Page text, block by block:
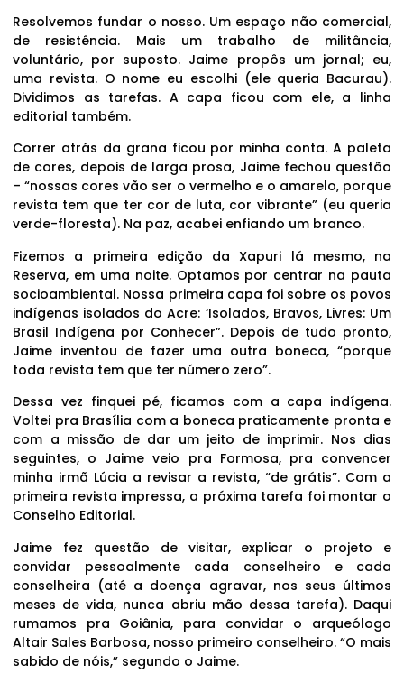
Resolvemos fundar o nosso. Um espaço não comercial,
de resistência. Mais um trabalho de militância,
voluntário, por suposto. Jaime propôs um jornal; eu,
uma revista. O nome eu escolhi (ele queria Bacurau).
Dividimos as tarefas. A capa ficou com ele, a linha
editorial também.
Correr atrás da grana ficou por minha conta. A paleta
de cores, depois de larga prosa, Jaime fechou questão
– “nossas cores vão ser o vermelho e o amarelo, porque
revista tem que ter cor de luta, cor vibrante” (eu queria
verde-floresta). Na paz, acabei enfiando um branco.
Fizemos a primeira edição da Xapuri lá mesmo, na
Reserva, em uma noite. Optamos por centrar na pauta
socioambiental. Nossa primeira capa foi sobre os povos
indígenas isolados do Acre: ‘Isolados, Bravos, Livres: Um
Brasil Indígena por Conhecer”. Depois de tudo pronto,
Jaime inventou de fazer uma outra boneca, “porque
toda revista tem que ter número zero”.
Dessa vez finquei pé, ficamos com a capa indígena.
Voltei pra Brasília com a boneca praticamente pronta e
com a missão de dar um jeito de imprimir. Nos dias
seguintes, o Jaime veio pra Formosa, pra convencer
minha irmã Lúcia a revisar a revista, “de grátis”. Com a
primeira revista impressa, a próxima tarefa foi montar o
Conselho Editorial.
Jaime fez questão de visitar, explicar o projeto e
convidar pessoalmente cada conselheiro e cada
conselheira (até a doença agravar, nos seus últimos
meses de vida, nunca abriu mão dessa tarefa). Daqui
rumamos pra Goiânia, para convidar o arqueólogo
Altair Sales Barbosa, nosso primeiro conselheiro. “O mais
sabido de nóis,” segundo o Jaime.